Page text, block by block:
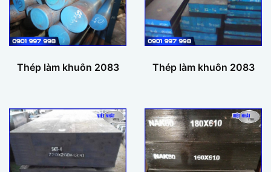
Thép làm khuôn 2083 Thép làm khuôn 2083